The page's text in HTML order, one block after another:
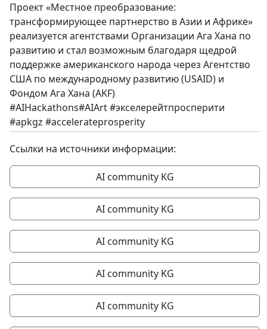
Проект «Местное преобразование:
трансформирующее партнерство в Азии и Африке»
реализуется агентствами Организации Ага Хана по
развитию и стал возможным благодаря щедрой
поддержке американского народа через Агентство
США по международному развитию (USAID) и
Фондом Ага Хана (AKF)
#AIHackathons#AIArt #экселерейтпросперити
#apkgz #accelerateprosperity
Ссылки на источники информации:
AI community KG
AI community KG
AI community KG
AI community KG
AI community KG